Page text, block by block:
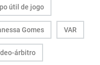
útil de jogo
Gomes VAR
árbitro